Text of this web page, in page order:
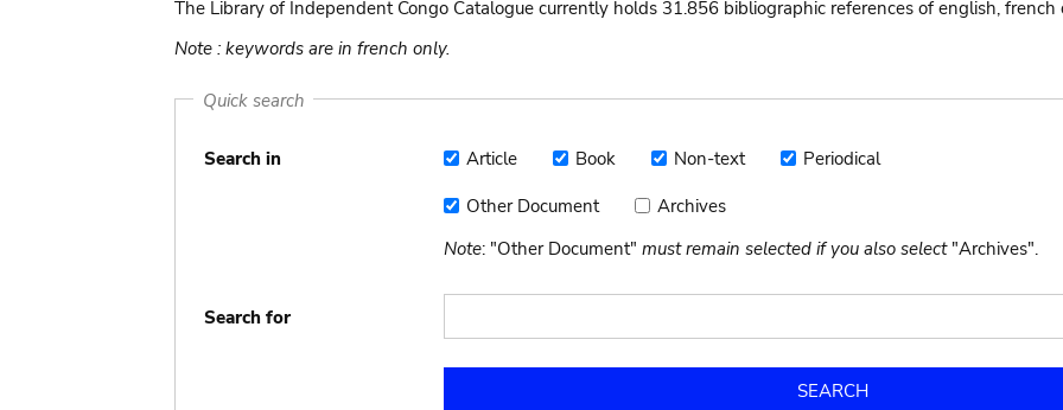
The Library of Independent Congo Catalogue currently holds 31.856 bibliographic references of english, french
Note : keywords are in french only.
Quick search
Search in Article
Article Book
Book
Non-
text
Non-text Periodical
Periodical
Other
Document
Other Document Archives
Archives
Note: "Other Document" must remain selected if you also select"Archives".
Search for